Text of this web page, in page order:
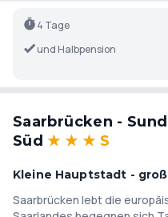
4 Tage
und Halbpension
Saarbrücken -
Süd★★ ★ S
Kleine Hauptstadt -
Saarbrücken lebt die